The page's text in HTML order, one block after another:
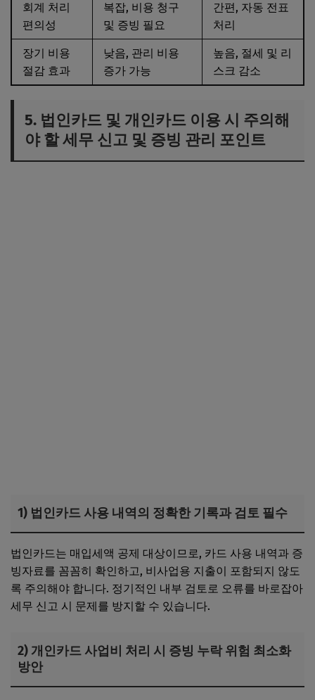
회계 처리
편의성
복잡, 비용 청구
및 증빙 필요
간편, 자동 전표
처리
장기 비용
절감 효과
낮음, 관리 비용
증가 가능
높음, 절세 및 리
스크 감소
5. 법인카드 및 개인카드 이용 시 주의해
야 할 세무 신고 및 증빙 관리 포인트
1) 법인카드 사용 내역의 정확한 기록과 검토 필수
법인카드는 매입세액 공제 대상이므로, 카드 사용 내역과 증
빙자료를 꼼꼼히 확인하고, 비사업용 지출이 포함되지 않도
록 주의해야 합니다. 정기적인 내부 검토로 오류를 바로잡아
세무 신고 시 문제를 방지할 수 있습니다.
2) 개인카드 사업비 처리 시 증빙 누락 위험 최소화
방안